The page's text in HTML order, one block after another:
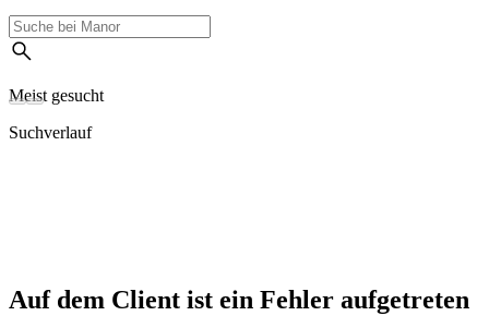
Meist gesucht
Suchverlauf
Auf dem Client ist ein Fehler aufgetreten